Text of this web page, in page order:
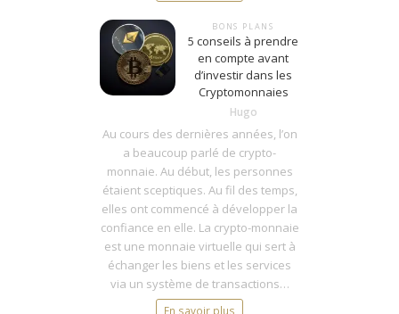
BONS PLANS
5 conseils à prendre
en compte avant
d’investir dans les
Cryptomonnaies
Hugo
Au cours des dernières années, l’on
a beaucoup parlé de crypto-
monnaie. Au début, les personnes
étaient sceptiques. Au fil des temps,
elles ont commencé à développer la
confiance en elle. La crypto-monnaie
est une monnaie virtuelle qui sert à
échanger les biens et les services
via un système de transactions…
En savoir plus